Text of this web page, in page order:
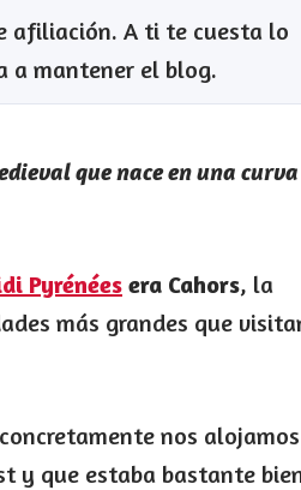
afiliación. A ti te cuesta lo
a mantener el blog.
que nace en una
Pyrénées era Cahors, la
más grandes que
nos
y que estaba bastante